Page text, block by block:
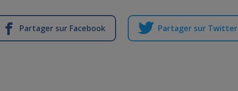
Partager sur Facebook Partager sur Twitter